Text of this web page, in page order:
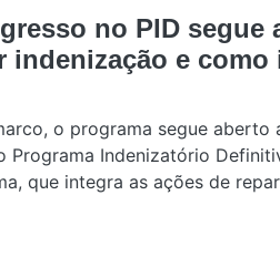
no PID segue
indenização e como
o programa segue aberto
Programa Indenizatório
que integra as ações de